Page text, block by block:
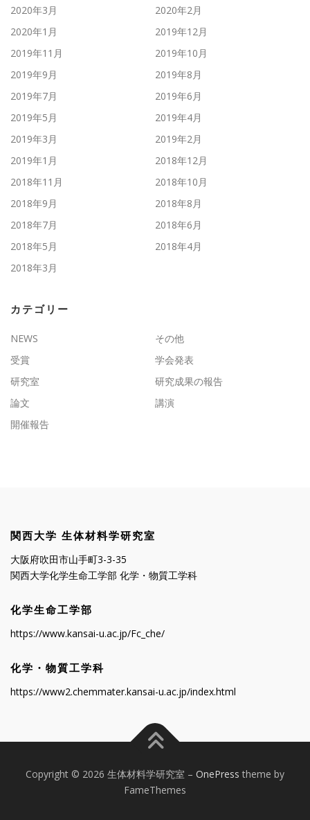
2020年3月
2020年2月
2020年1月
2019年12月
2019年11月
2019年10月
2019年9月
2019年8月
2019年7月
2019年6月
2019年5月
2019年4月
2019年3月
2019年2月
2019年1月
2018年12月
2018年11月
2018年10月
2018年9月
2018年8月
2018年7月
2018年6月
2018年5月
2018年4月
2018年3月
カテゴリー
NEWS
その他
受賞
学会発表
研究室
研究成果の報告
論文
講演
開催報告
関西大学 生体材料学研究室
大阪府吹田市山手町3-3-35
関西大学化学生命工学部 化学・物質工学科
化学生命工学部
https://www.kansai-u.ac.jp/Fc_che/
化学・物質工学科
https://www2.chemmater.kansai-u.ac.jp/index.html
Copyright © 2026 生体材料学研究室 – OnePress theme by
FameThemes